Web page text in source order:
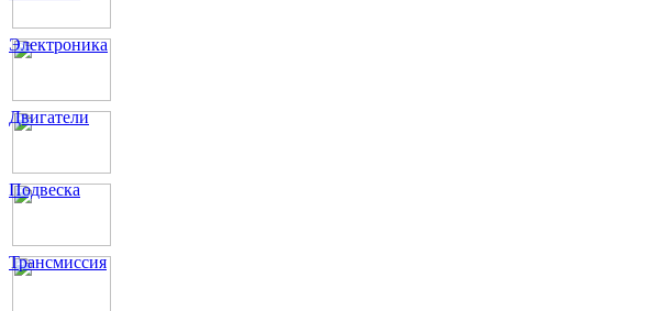
Электроника
Двигатели
Подвеска
Трансмиссия